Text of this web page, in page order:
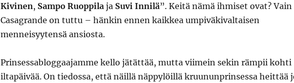
Kivinen, Sampo Ruoppila ja Suvi Innilä”. Keitä nämä ihmiset ovat? Vain
Casagrande on tuttu – hänkin ennen kaikkea umpiväkivaltaisen
menneisyytensä ansiosta.
Prinsessabloggaajamme kello jätättää, mutta viimein sekin rämpii kohti
iltapäivää. On tiedossa, että näillä näppylöillä kruununprinsessa heittää